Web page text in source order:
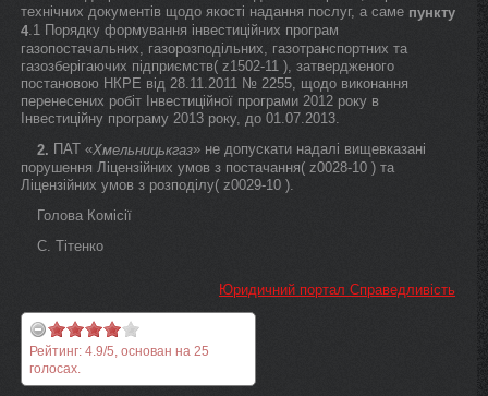
технічних документів щодо якості надання послуг, а саме пункту
4.1 Порядку формування інвестиційних програм
газопостачальних, газорозподільних, газотранспортних та
газозберігаючих підприємств( z1502-11 ), затвердженого
постановою НКРЕ від 28.11.2011 № 2255, щодо виконання
перенесених робіт Інвестиційної програми 2012 року в
Інвестиційну програму 2013 року, до 01.07.2013.
2. ПАТ «Хмельницькгаз» не допускати надалі вищевказані
порушення Ліцензійних умов з постачання( z0028-10 ) та
Ліцензійних умов з розподілу( z0029-10 ).
Голова Комісії
С. Тітенко
Юридичний портал Справедливість
Рейтинг: 4.9/5, основан на 25
голосах.